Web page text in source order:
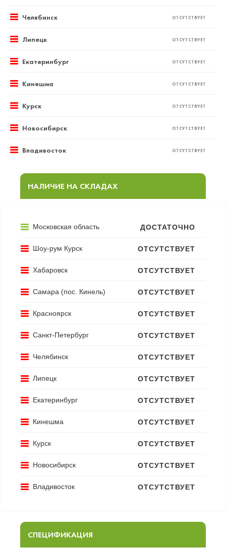
Челябинск ОТСУТСТВУЕТ
Липецк ОТСУТСТВУЕТ
Екатеринбург ОТСУТСТВУЕТ
Кинешма ОТСУТСТВУЕТ
Курск ОТСУТСТВУЕТ
Новосибирск ОТСУТСТВУЕТ
Владивосток ОТСУТСТВУЕТ
НАЛИЧИЕ НА СКЛАДАХ
Московская область ДОСТАТОЧНО
Шоу-рум Курск ОТСУТСТВУЕТ
Хабаровск ОТСУТСТВУЕТ
Самара (пос. Кинель) ОТСУТСТВУЕТ
Красноярск ОТСУТСТВУЕТ
Санкт-Петербург ОТСУТСТВУЕТ
Челябинск ОТСУТСТВУЕТ
Липецк ОТСУТСТВУЕТ
Екатеринбург ОТСУТСТВУЕТ
Кинешма ОТСУТСТВУЕТ
Курск ОТСУТСТВУЕТ
Новосибирск ОТСУТСТВУЕТ
Владивосток ОТСУТСТВУЕТ
СПЕЦИФИКАЦИЯ